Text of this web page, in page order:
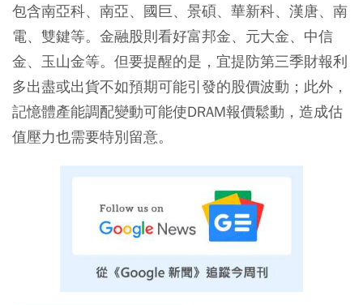
包含南亞科、南亞、國巨、景碩、華新科、漢唐、南
電、雙鍵等。金融股則看好富邦金、元大金、中信
金、玉山金等。但要提醒的是，宜提防第三季財報利
多出盡或出貨不如預期可能引發的股價波動；此外，
記憶體產能調配變動可能使DRAM報價鬆動，造成估
值壓力也需要特別留意。